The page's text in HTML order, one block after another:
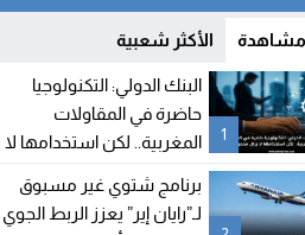
مشاهدة الأكثر شعبية
1
البنك الدولي: التكنولوجيا
حاضرة في المقاولات
المغربية.. لكن استخدامها لا
برنامج شتوي غير مسبوق
لـ”رايان إير” يعزز الربط الجوي